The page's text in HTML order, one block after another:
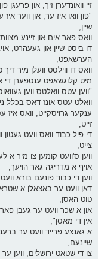
זיי וואונדערן זיך, און
"פון וואו איז ער, און ווער
שיין,
וואס פאר אים און זיינע מצוות
דו ביסט שיין און געעהרט,
הערשאפט,
וואס דו ווילסט וועלן מיר
מיט קלוגשאפט ענטפערן די
"ווען עטס וואלטס ווען
וואלט עטס אונז דאס בכלל
ענקער גרויסקייט, וואס איז
זייט,
די פיל כבוד וואס וועט געטון
צייט,
ווען ס'וועט קומען צו מיר
אויף א מדריגה גאר הויעך,
ווען די כבוד פונעם בורא
דאן וועט ער באצאלן א
טוט האסן,
און א שכר וועט ער געבן פאר
אין די מאסן",
א גאנצע פרייד וועט ער
שיינעם,
צו די שטאט ירושלים, ווען